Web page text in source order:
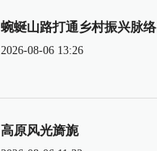
蜿蜒山路打通乡村振兴脉络
2026-08-06 13:26
高原风光旖旎